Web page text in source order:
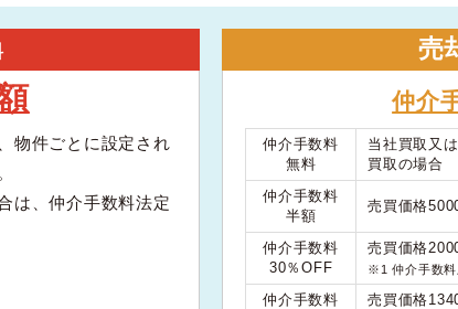
物件ごとに設定され
は、仲介手数料法定
売
仲介
仲介手数料
無料
当社買取又
買取の場合
仲介手数料
半額
売買価格
仲介手数料
30％OFF
売買価格
※1 仲介手数料
仲介手数料
売買価格